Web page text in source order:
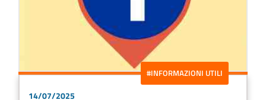
#INFORMAZIONI UTILI
14/07/2025